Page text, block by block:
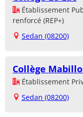
Établissement
renforcé (REP+)
Sedan (08200)
Collège
Établissement
Sedan (08200)